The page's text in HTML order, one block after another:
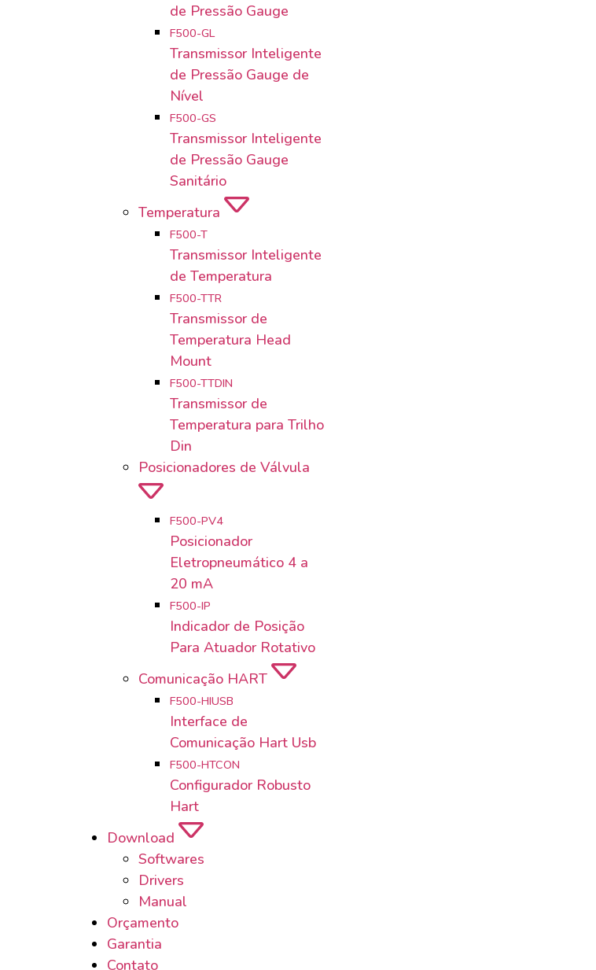
de Pressão Gauge
F500-GL
Transmissor Inteligente
de Pressão Gauge de
Nível
F500-GS
Transmissor Inteligente
de Pressão Gauge
Sanitário
Temperatura
F500-T
Transmissor Inteligente
de Temperatura
F500-TTR
Transmissor de
Temperatura Head
Mount
F500-TTDIN
Transmissor de
Temperatura para Trilho
Din
Posicionadores de Válvula
F500-PV4
Posicionador
Eletropneumático 4 a
20 mA
F500-IP
Indicador de Posição
Para Atuador Rotativo
Comunicação HART
F500-HIUSB
Interface de
Comunicação Hart Usb
F500-HTCON
Configurador Robusto
Hart
Download
Softwares
Drivers
Manual
Orçamento
Garantia
Contato